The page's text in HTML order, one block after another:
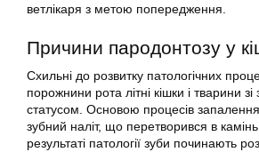
ветлікаря з метою попередження.
Причини пародонтозу у
Схильні до розвитку патологічних
порожнини рота літні кішки і тварини
статусом. Основою процесів
зубний наліт, що перетворився в
результаті патології зуби починають